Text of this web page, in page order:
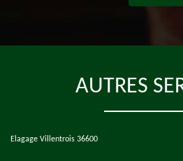
AUTRES
Elagage Villentrois 36600